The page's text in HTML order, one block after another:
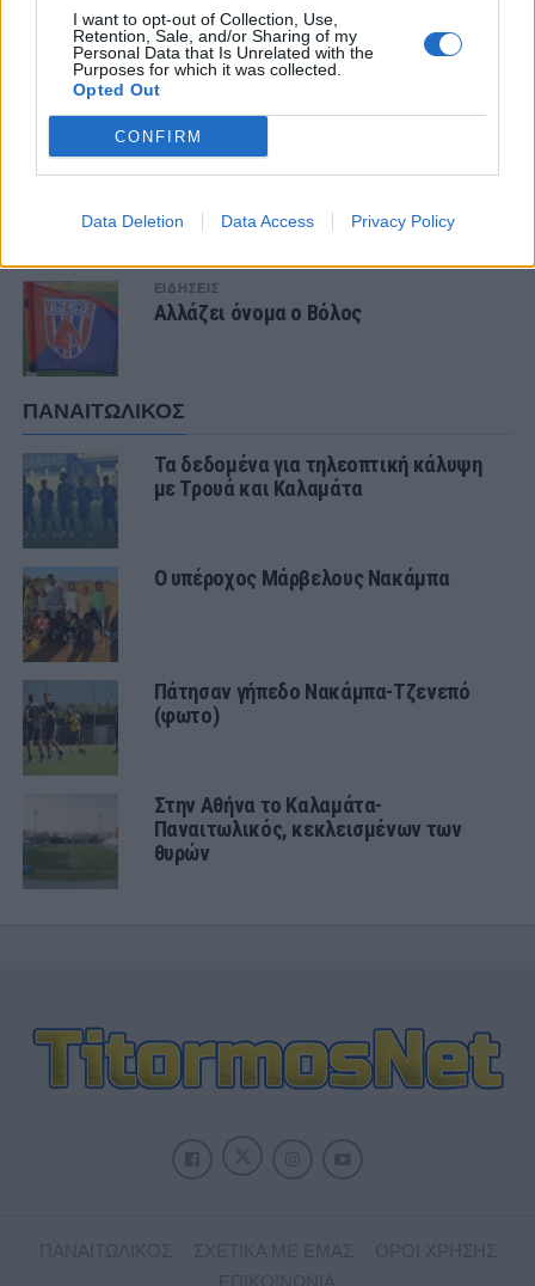
I want to opt-out of Collection, Use,
Retention, Sale, and/or Sharing of my
Personal Data that Is Unrelated with the
Purposes for which it was collected.
Opted Out
CONFIRM
Data Deletion Data Access Privacy Policy
1 COMMENT
ΤΕΛΕΥΤΑΙΑ ΝΕΑ
με Τρουά και Καλαμάτα
ΕΙΔΗΣΕΙΣ
Αλλάζει όνομα ο Βόλος
ΠΑΝΑΙΤΩΛΙΚΟΣ
Τα δεδομένα για τηλεοπτική κάλυψη
με Τρουά και Καλαμάτα
Ο υπέροχος Μάρβελους Νακάμπα
Πάτησαν γήπεδο Νακάμπα-Τζενεπό
(φωτο)
Στην Αθήνα το Καλαμάτα-
Παναιτωλικός, κεκλεισμένων των
θυρών